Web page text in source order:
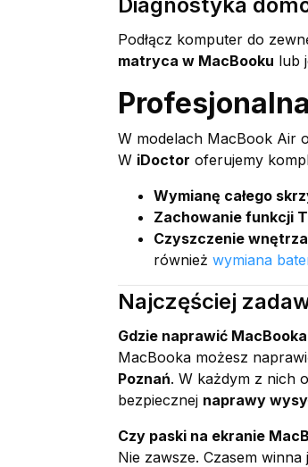
Podłącz komputer do
matryca w MacBooku lub
W modelach MacBook Air
W iDoctor oferujemy
Wymianę całego
Zachowanie funkcji
Czyszczenie
również wymiana
Najczęściej
Gdzie naprawić
MacBooka możesz
Poznań. W każdym z nich
bezpiecznej naprawy
Czy paski na ekranie
Nie zawsze. Czasem